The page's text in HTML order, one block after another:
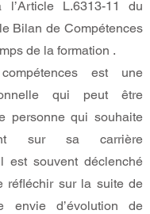
l’Article L.6313-11 du
Bilan de Compétences
de la formation .
est une
qui peut être
personne qui souhaite
sur sa carrière
est souvent déclenché
réfléchir sur la suite de
envie d’évolution de